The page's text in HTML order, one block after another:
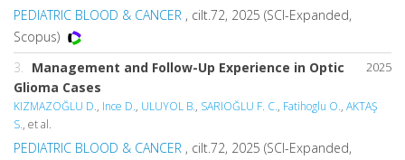
PEDIATRIC BLOOD & CANCER , cilt.72, 2025 (SCI-Expanded,
Scopus)
2025
3. Management and Follow-Up Experience in Optic
Glioma Cases
KIZMAZOĞLU D., Ince D., ULUYOL B., SARIOĞLU F. C., Fatihoglu O., AKTAŞ
S., et al.
PEDIATRIC BLOOD & CANCER , cilt.72, 2025 (SCI-Expanded,